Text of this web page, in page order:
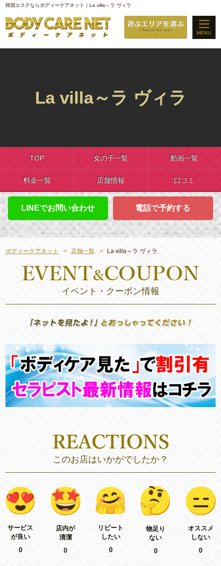
韓国エステならボディーケアネット｜La villa～ラ ヴィラ
La villa～ラ ヴィラ
TOP 女の子一覧 動画一覧
料金一覧 店舗情報 口コミ
LINEでお問い合わせ 電話で予約する
ボディーケアネット 店舗一覧 La villa～ラ ヴィラ
イベント・クーポン情報
このお店はいかがでしたか？
サービス
が良い
0
店内が
清潔
0
リピート
したい
0
物足り
ない
0
オススメ
しない
0